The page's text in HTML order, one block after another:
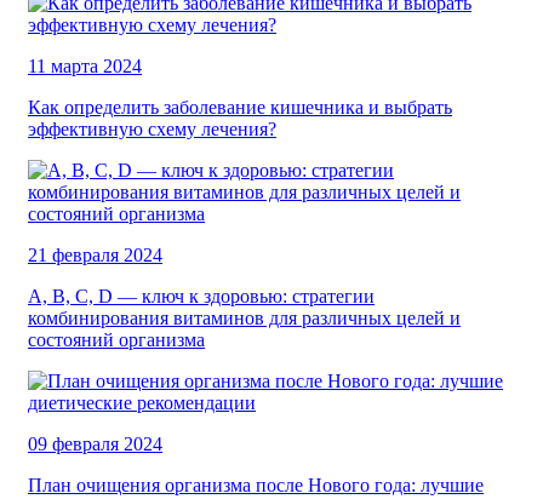
11 марта 2024
Как определить заболевание кишечника и выбрать
эффективную схему лечения?
21 февраля 2024
А, В, С, D — ключ к здоровью: стратегии
комбинирования витаминов для различных целей и
состояний организма
09 февраля 2024
План очищения организма после Нового года: лучшие